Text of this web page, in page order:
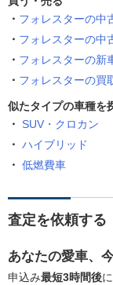
フォレスターの中
フォレスターの中
フォレスターの新
フォレスターの買
似たタイプの車種を
SUV・クロカン
ハイブリッド
低燃費車
査定を依頼する
あなたの愛車、
申込み最短3時間後に